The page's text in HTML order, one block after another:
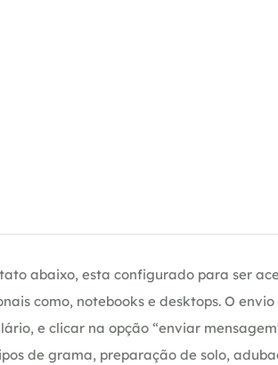
abaixo, esta configurado para ser
como, notebooks e desktops. O
e clicar na opção “enviar
de grama, preparação de solo,